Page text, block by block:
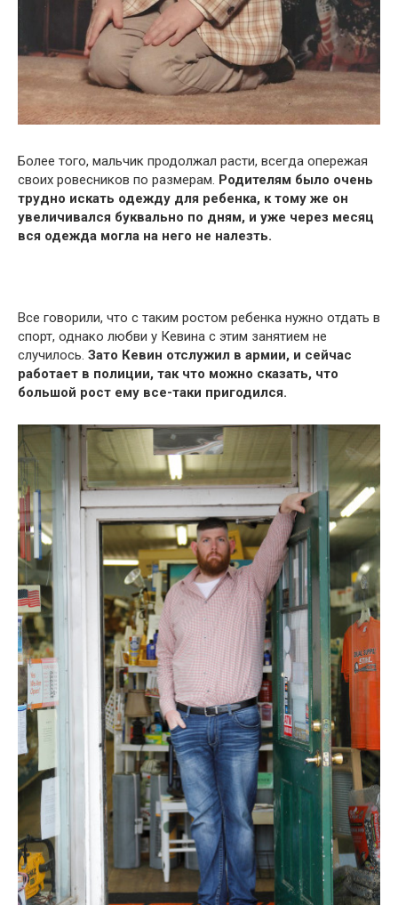
Более того, мальчик продолжал расти, всегда опережая
своих ровесников по размерам. Родителям было очень
трудно искать одежду для ребенка, к тому же он
увеличивался буквально по дням, и уже через месяц
вся одежда могла на него не налезть.
Все говорили, что с таким ростом ребенка нужно отдать в
спорт, однако любви у Кевина с этим занятием не
случилось. Зато Кевин отслужил в армии, и сейчас
работает в полиции, так что можно сказать, что
большой рост ему все-таки пригодился.